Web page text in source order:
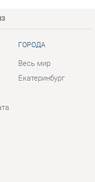
Весь мир